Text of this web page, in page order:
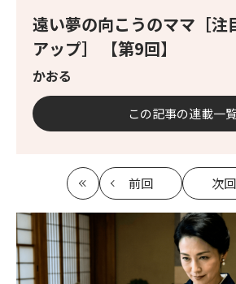
遠い夢の向こうのママ［注
アップ］ 【第9回】
かおる
この記事の連載一覧
最
初
前回
記
次回